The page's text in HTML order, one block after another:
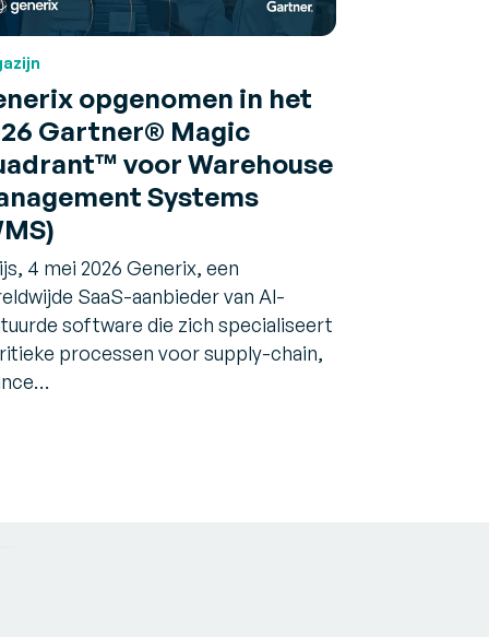
opgenomen in het
Gartner® Magic
voor Warehouse
Systems
4 mei 2026 Generix, een
SaaS-aanbieder van AI-
software die zich specialiseert
processen voor supply-chain,